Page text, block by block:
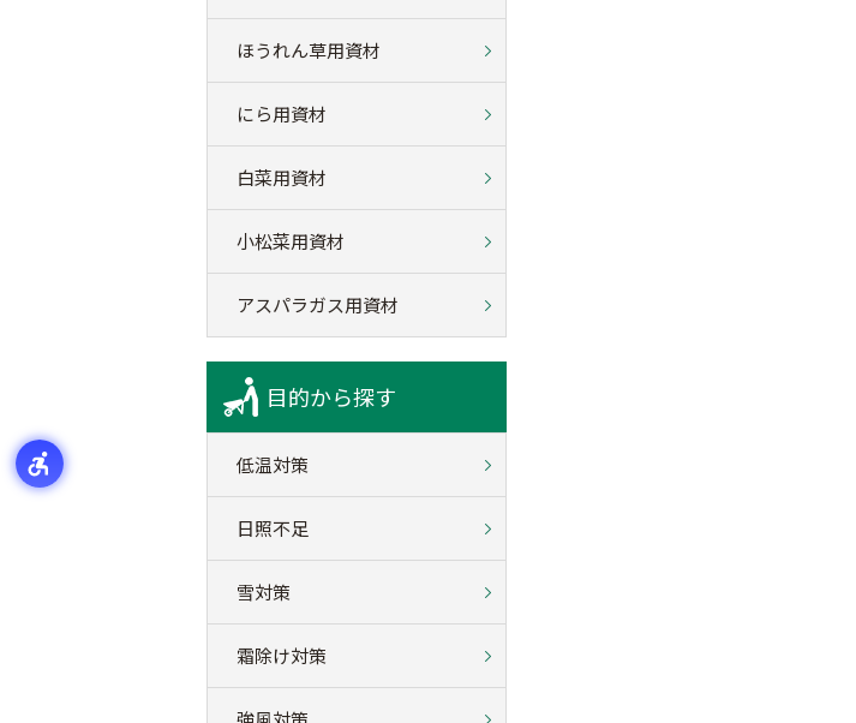
ほうれん草用資材
にら用資材
白菜用資材
小松菜用資材
アスパラガス用資材
目的から探す
低温対策
日照不足
雪対策
霜除け対策